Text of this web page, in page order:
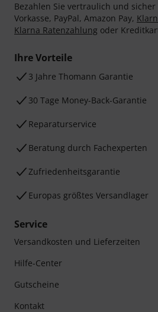
Bezahlen Sie vertraulich und
Vorkasse, PayPal, Amazon Pay,
Klarna Ratenzahlung oder
Ihre Vorteile
3 Jahre Thomann Garantie
30 Tage Money-Back-Garantie
Reparaturservice
Beratung durch Fachexperten
Zufriedenheitsgarantie
Europas größtes Versandlager
Service
Versandkosten und Lieferzeiten
Hilfe-Center
Gutscheine
Kontakt